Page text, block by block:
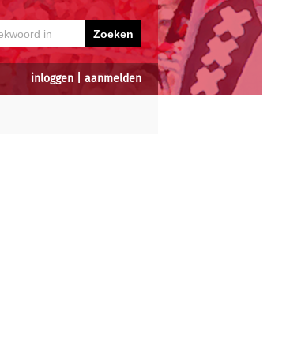
inloggen aanmelden